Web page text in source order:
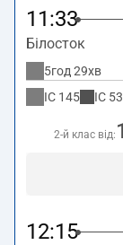
11:33
Білосток
5год 29хв
IC 145 IC
2-й клас від:
12:15